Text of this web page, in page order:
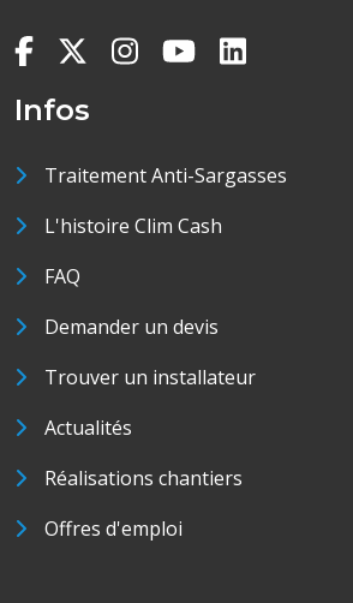
Infos
Traitement Anti-Sargasses
L'histoire Clim Cash
FAQ
Demander un devis
Trouver un installateur
Actualités
Réalisations chantiers
Offres d'emploi